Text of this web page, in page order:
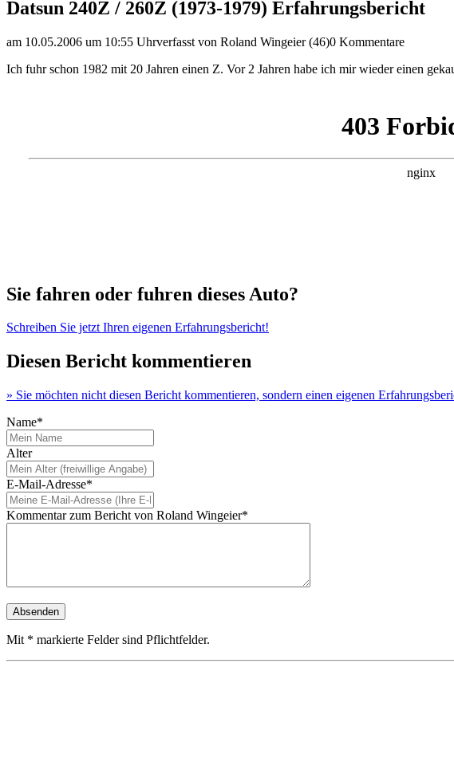
Datsun 240Z / 260Z (1973-1979) Erfahrungsbericht
am 10.05.2006 um 10:55 Uhrverfasst von Roland Wingeier (46)0 Kommentare
Ich fuhr schon 1982 mit 20 Jahren einen Z. Vor 2 Jahren habe ich mir wieder einen
Sie fahren oder fuhren dieses Auto?
Schreiben Sie jetzt Ihren eigenen Erfahrungsbericht!
Diesen Bericht kommentieren
» Sie möchten nicht diesen Bericht kommentieren, sondern einen eigenen
Name*
Alter
E-Mail-Adresse*
Kommentar zum Bericht von Roland Wingeier*
Mit * markierte Felder sind Pflichtfelder.